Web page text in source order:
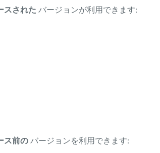
スされた バージョンが利用できます:
ス前の バージョンを利用できます: